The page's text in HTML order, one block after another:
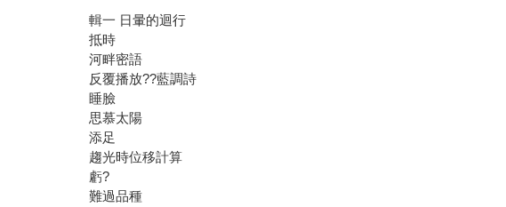
輯一 日暈的迴行
抵時
河畔密語
反覆播放??藍調詩
睡臉
思慕太陽
添足
趨光時位移計算
虧?
難過品種